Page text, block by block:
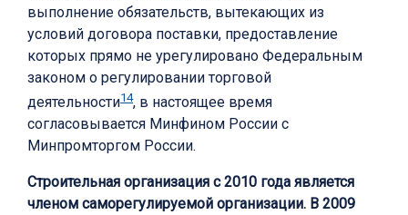
выполнение обязательств, вытекающих из
условий договора поставки, предоставление
которых прямо не урегулировано Федеральным
законом о регулировании торговой
деятельности14, в настоящее время
согласовывается Минфином России с
Минпромторгом России.
Строительная организация с 2010 года является
членом саморегулируемой организации. В 2009